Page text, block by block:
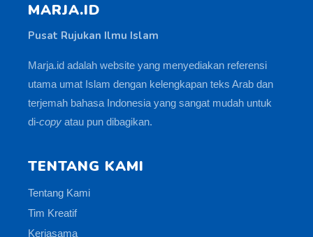
MARJA.ID
Pusat Rujukan Ilmu Islam
Marja.id adalah website yang menyediakan referensi
utama umat Islam dengan kelengkapan teks Arab dan
terjemah bahasa Indonesia yang sangat mudah untuk
di-copy atau pun dibagikan.
TENTANG KAMI
Tentang Kami
Tim Kreatif
Kerjasama